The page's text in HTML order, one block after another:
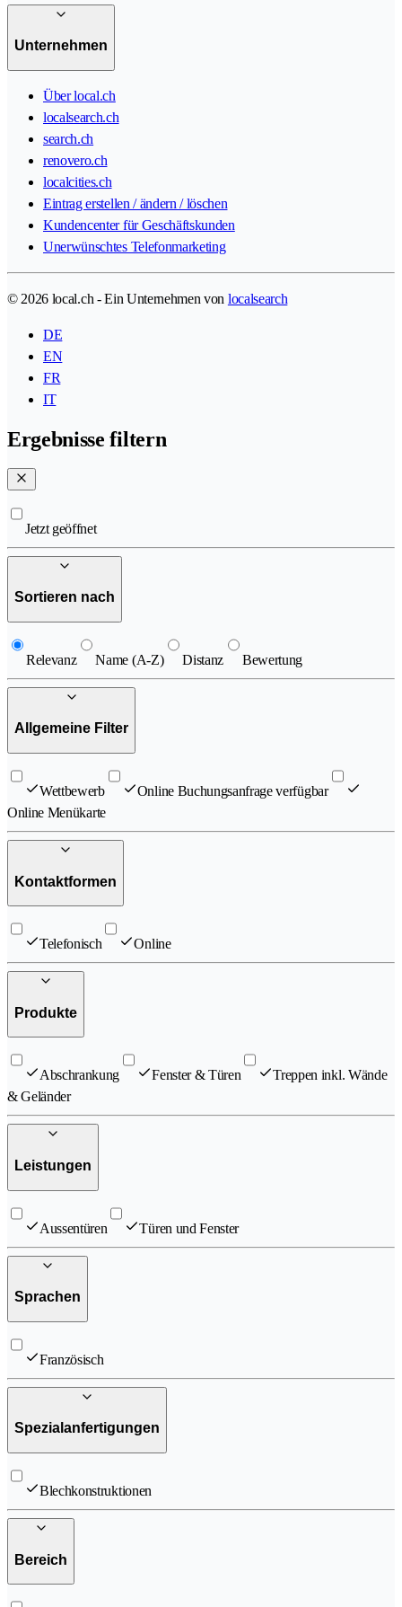
Unternehmen
Über local.ch
localsearch.ch
search.ch
renovero.ch
localcities.ch
Eintrag erstellen / ändern / löschen
Kundencenter für Geschäftskunden
Unerwünschtes Telefonmarketing
© 2026 local.ch - Ein Unternehmen von localsearch
DE
EN
FR
IT
Ergebnisse filtern
Jetzt geöffnet
Sortieren nach
Relevanz Name (A-Z) Distanz Bewertung
Allgemeine Filter
Wettbewerb
Online Buchungsanfrage verfügbar
Online Menükarte
Kontaktformen
Telefonisch Online
Produkte
Abschrankung Fenster & Türen
Treppen inkl. Wände
& Geländer
Leistungen
Aussentüren Türen und Fenster
Sprachen
Französisch
Spezialanfertigungen
Blechkonstruktionen
Bereich